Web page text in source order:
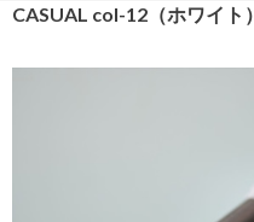
CASUAL col-12（ホワイト）